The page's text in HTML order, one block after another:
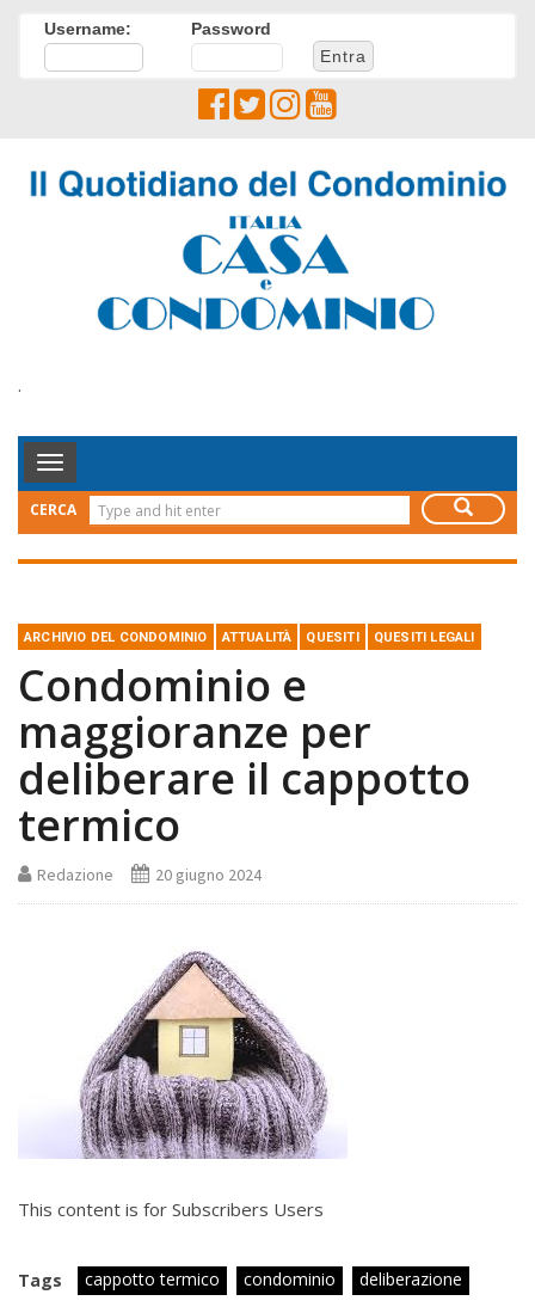
Username: Password
.
Toggle
Navigation
CERCA
ARCHIVIO DEL CONDOMINIO ATTUALITÀ QUESITI QUESITI LEGALI
Condominio e
maggioranze per
deliberare il cappotto
termico
Redazione 20 giugno 2024
This content is for Subscribers Users
Tags cappotto termico condominio deliberazione